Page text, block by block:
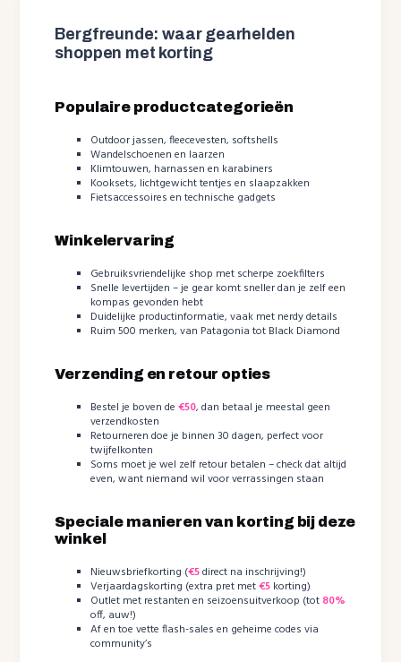
Bergfreunde: waar gearhelden
shoppen met korting
Populaire productcategorieën
Outdoor jassen, fleecevesten, softshells
Wandelschoenen en laarzen
Klimtouwen, harnassen en karabiners
Kooksets, lichtgewicht tentjes en slaapzakken
Fietsaccessoires en technische gadgets
Winkelervaring
Gebruiksvriendelijke shop met scherpe zoekfilters
Snelle levertijden – je gear komt sneller dan je zelf een
kompas gevonden hebt
Duidelijke productinformatie, vaak met nerdy details
Ruim 500 merken, van Patagonia tot Black Diamond
Verzending en retour opties
Bestel je boven de€50, dan betaal je meestal geen
verzendkosten
Retourneren doe je binnen 30 dagen, perfect voor
twijfelkonten
Soms moet je wel zelf retour betalen – check dat altijd
even, want niemand wil voor verrassingen staan
Speciale manieren van korting bij deze
winkel
Nieuwsbriefkorting (€5direct na inschrijving!)
Verjaardagskorting (extra pret met€5 korting)
Outlet met restanten en seizoensuitverkoop (tot 80%
off, auw!)
Af en toe vette flash-sales en geheime codes via
community’s